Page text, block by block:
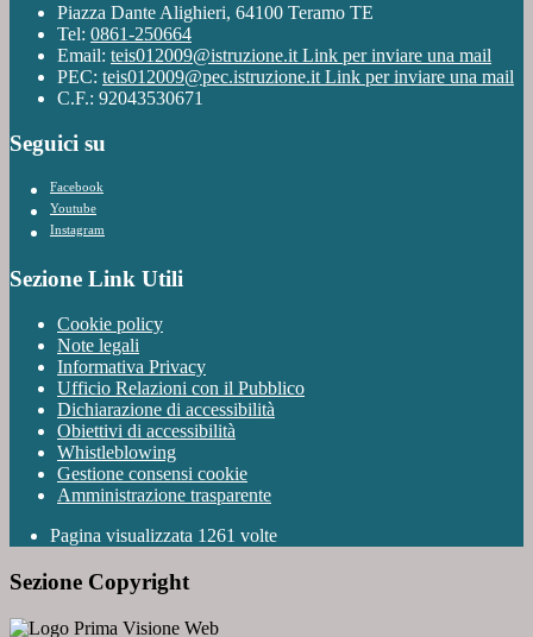
Piazza Dante Alighieri, 64100 Teramo TE
Tel: 0861-250664
Email: teis012009@istruzione.it Link per inviare una mail
PEC: teis012009@pec.istruzione.it Link per inviare una mail
C.F.: 92043530671
Seguici su
Facebook
Youtube
Instagram
Sezione Link Utili
Cookie policy
Note legali
Informativa Privacy
Ufficio Relazioni con il Pubblico
Dichiarazione di accessibilità
Obiettivi di accessibilità
Whistleblowing
Gestione consensi cookie
Amministrazione trasparente
Pagina visualizzata 1261 volte
Sezione Copyright